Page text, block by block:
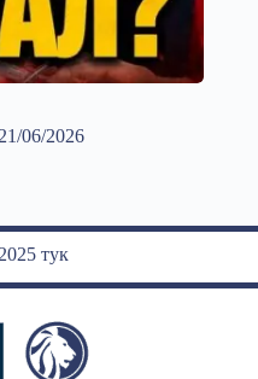
21/06/2026
тук